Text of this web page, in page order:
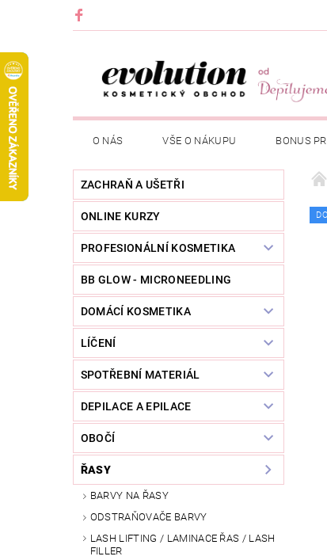
O NÁS VŠE O NÁKUPU BONUS
ZACHRAŇ A UŠETŘI
ONLINE KURZY
PROFESIONÁLNÍ KOSMETIKA
BB GLOW - MICRONEEDLING
DOMÁCÍ KOSMETIKA
LÍČENÍ
SPOTŘEBNÍ MATERIÁL
DEPILACE A EPILACE
OBOČÍ
ŘASY
BARVY NA ŘASY
ODSTRAŇOVAČE BARVY
LASH LIFTING / LAMINACE ŘAS / LASH
FILLER